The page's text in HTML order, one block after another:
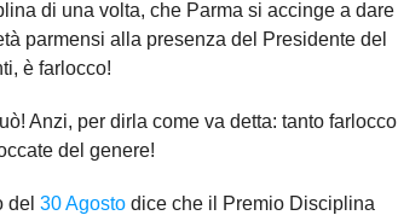
di una volta, che Parma si accinge a dare
parmensi alla presenza del Presidente del
è farlocco!
Anzi, per dirla come va detta: tanto farlocco
del genere!
del 30 Agosto dice che il Premio Disciplina